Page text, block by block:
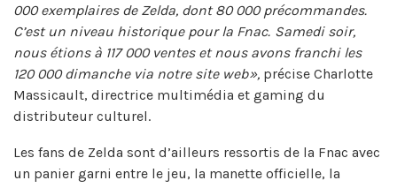
000 exemplaires de Zelda, dont 80 000 précommandes.
C’est un niveau historique pour la Fnac. Samedi soir,
nous étions à 117 000 ventes et nous avons franchi les
120 000 dimanche via notre site web », précise Charlotte
Massicault, directrice multimédia et gaming du
distributeur culturel.
Les fans de Zelda sont d’ailleurs ressortis de la Fnac avec
un panier garni entre le jeu, la manette officielle, la